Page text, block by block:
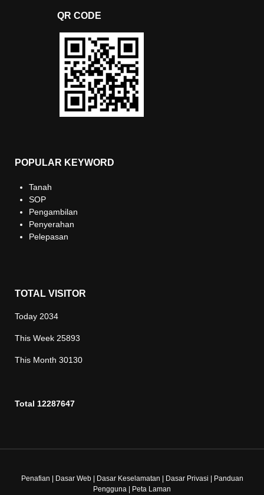
QR CODE
POPULAR KEYWORD
Tanah
SOP
Pengambilan
Penyerahan
Pelepasan
TOTAL VISITOR
Today 2034
This Week 25893
This Month 30130
Total 12287647
Penafian Dasar Web| Dasar Keselamatan Dasar Privasi
Panduan
Pengguna
Peta Laman